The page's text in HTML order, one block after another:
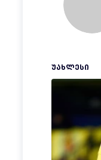
ᲣᲐᲮᲚᲔᲡᲘ